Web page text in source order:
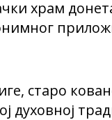
храм
старо
духовној